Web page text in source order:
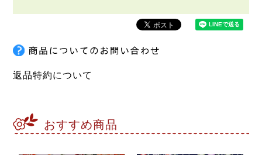
返品特約について
おすすめ商品